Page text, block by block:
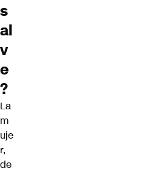
s
al
v
e
?
La
m
uje
r,
de